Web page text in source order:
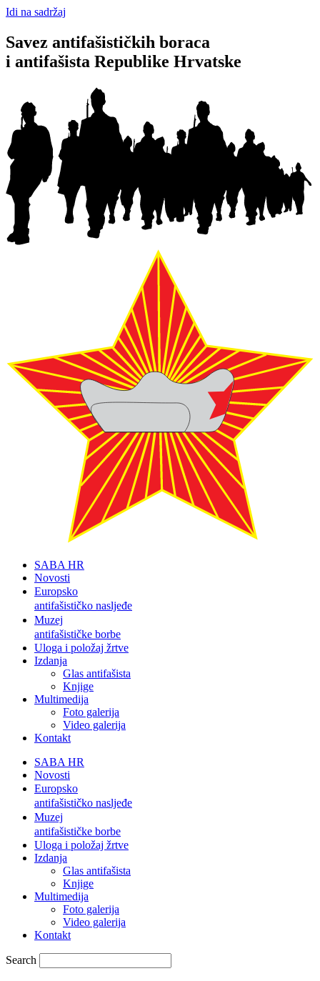
Idi na sadržaj
Savez antifašističkih boraca
i antifašista Republike Hrvatske
SABA HR
Novosti
Europsko
antifašističko nasljeđe
Muzej
antifašističke borbe
Uloga i položaj žrtve
Izdanja
Glas antifašista
Knjige
Multimedija
Foto galerija
Video galerija
Kontakt
SABA HR
Novosti
Europsko
antifašističko nasljeđe
Muzej
antifašističke borbe
Uloga i položaj žrtve
Izdanja
Glas antifašista
Knjige
Multimedija
Foto galerija
Video galerija
Kontakt
Search